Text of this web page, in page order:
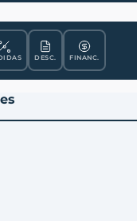
DESC. FINANC.